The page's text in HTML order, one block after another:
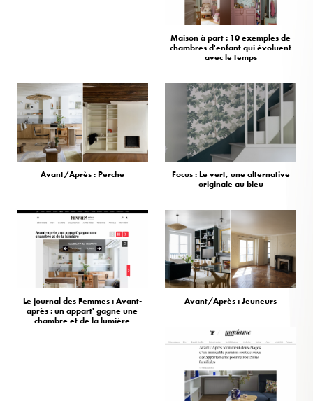
Maison à part : 10 exemples de
chambres d'enfant qui évoluent
avec le temps
Avant/Après : Perche
Focus : Le vert, une alternative
originale au bleu
Le journal des Femmes : Avant-
après : un appart' gagne une
chambre et de la lumière
Avant/Après : Jeuneurs